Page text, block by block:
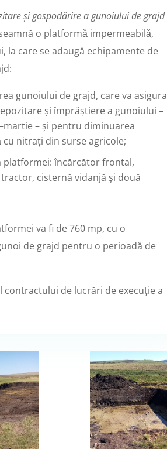
și gospodărire a gunoiului de grajd
o platformǎ impermeabilǎ,
la care se adaugă echipamente de
gunoiului de grajd, care va asigura
și împrăștiere a gunoiului –
– și pentru diminuarea
nitrați din surse agricole;
platformei: încărcător frontal,
cisternă vidanjă și două
va fi de 760 mp, cu o
de grajd pentru o perioadă de
de lucrări de execuție a